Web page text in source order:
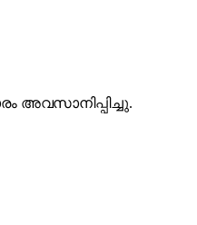
അവസാനിപ്പിച്ചു.